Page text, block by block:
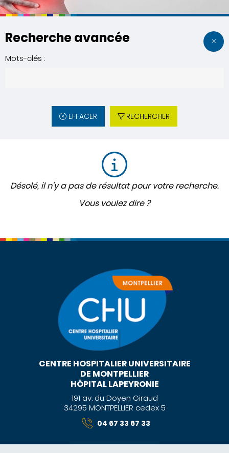
Recherche avancée
Mots-clés :
EFFACER RECHERCHER
Désolé, il n'y a pas de résultat pour votre recherche.
Vous voulez dire ?
CENTRE HOSPITALIER UNIVERSITAIRE
DE MONTPELLIER
HÔPITAL LAPEYRONIE
191 av. du Doyen Giraud
34295 MONTPELLIER cedex 5
04 67 33 67 33